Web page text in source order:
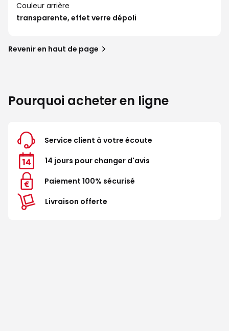
Couleur arrière
transparente, effet verre dépoli
Revenir en haut de page
Pourquoi acheter en ligne
Service client à votre écoute
14 jours pour changer d'avis
Paiement 100% sécurisé
Livraison offerte